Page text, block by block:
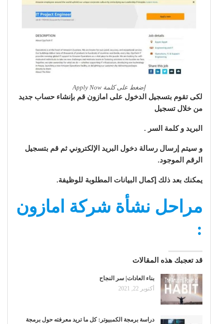
إضغط على كلمة Apply Now
لكى تقوم بتسجيل الدخول على امازون قم بإنشاء حساب جديد
من خلال تسجيل
البريد و كلمة السر .
و سيتم إرسال رسالة دخول البريد الإلكتروني ثم قم بتسجيل
الرقم الموجود.
يمكنك بعد ذلك إكمال البيانات المطلوبة للوظيفة.
مراحل نشأة شركة امازون
:
قد تعجبك هذه المقالات
بناء العادات| سر النجاح
أكتوبر 22, 2021
دراسة برمجة الكمبيوتر: كل ما تريد معرفته حول برمجة